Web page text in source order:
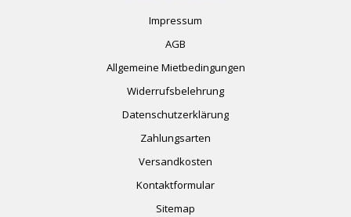
Impressum
AGB
Allgemeine Mietbedingungen
Widerrufsbelehrung
Datenschutzerklärung
Zahlungsarten
Versandkosten
Kontaktformular
Sitemap